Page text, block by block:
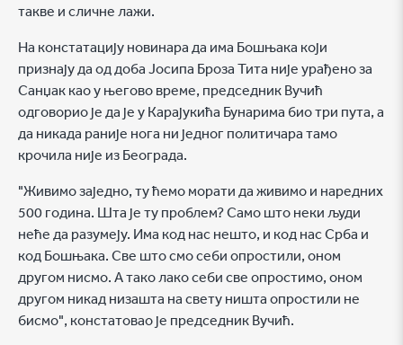
такве и сличне лажи.
На констатацију новинара да има Бошњака који
признају да од доба Јосипа Броза Тита није урађено за
Санџак као у његово време, председник Вучић
одговорио је да је у Карајукића Бунарима био три пута, а
да никада раније нога ни једног политичара тамо
крочила није из Београда.
"Живимо заједно, ту ћемо морати да живимо и наредних
500 година. Шта је ту проблем? Само што неки људи
неће да разумеју. Има код нас нешто, и код нас Срба и
код Бошњака. Све што смо себи опростили, оном
другом нисмо. А тако лако себи све опростимо, оном
другом никад низашта на свету ништа опростили не
бисмо", констатовао је председник Вучић.